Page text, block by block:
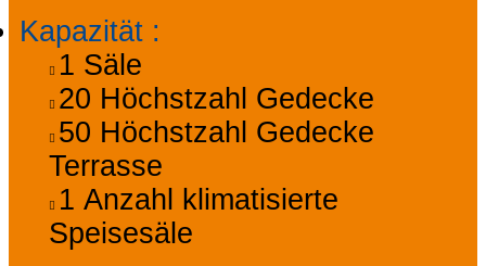
Kapazität :
1 Säle
20 Höchstzahl Gedecke
50 Höchstzahl Gedecke
Terrasse
1 Anzahl klimatisierte
Speisesäle